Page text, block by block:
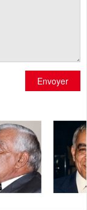
Envoyer